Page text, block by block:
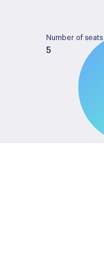
Number of seats
5
Tank capacity